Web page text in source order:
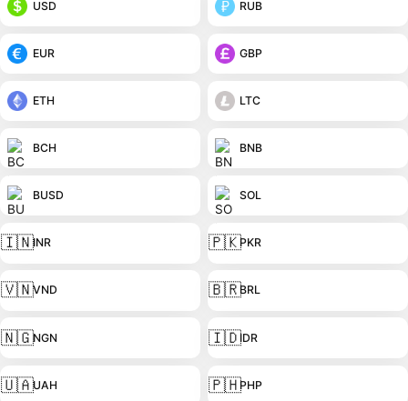
USD RUB
EUR GBP
ETH LTC
BCH BNB
BUSD SOL
🇮🇳INR 🇵🇰PKR
🇻🇳VND 🇧🇷BRL
🇳🇬NGN 🇮🇩IDR
🇺🇦UAH 🇵🇭PHP